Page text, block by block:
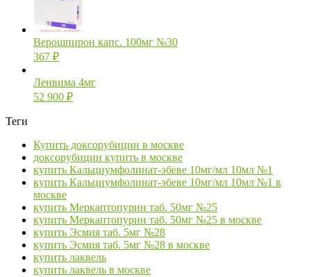
Верошпирон капс. 100мг №30
367 ₽
Ленвима 4мг
52 900 ₽
Теги
Купить доксорубицин в москве
доксорубицин купить в москве
купить Кальциумфолинат-эбеве 10мг/мл 10мл №1
купить Кальциумфолинат-эбеве 10мг/мл 10мл №1 в
москве
купить Меркаптопурин таб. 50мг №25
купить Меркаптопурин таб. 50мг №25 в москве
купить Эсмия таб. 5мг №28
купить Эсмия таб. 5мг №28 в москве
купить лаквель
купить лаквель в москве